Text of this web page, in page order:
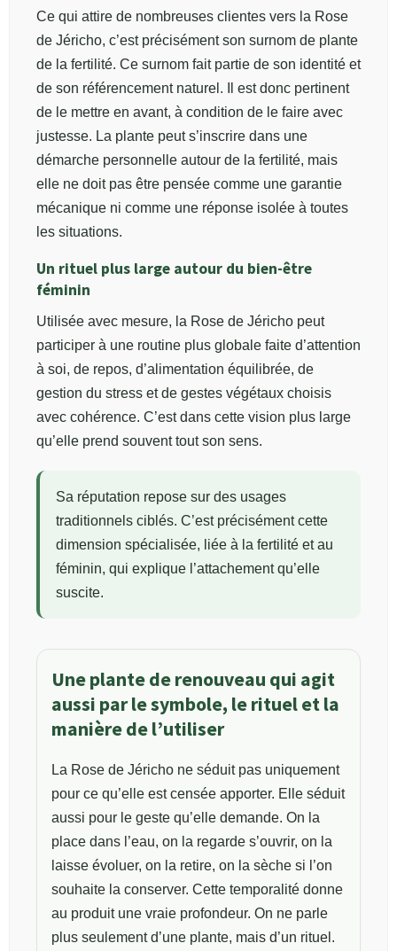
Ce qui attire de nombreuses clientes vers la Rose
de Jéricho, c’est précisément son surnom de plante
de la fertilité. Ce surnom fait partie de son identité et
de son référencement naturel. Il est donc pertinent
de le mettre en avant, à condition de le faire avec
justesse. La plante peut s’inscrire dans une
démarche personnelle autour de la fertilité, mais
elle ne doit pas être pensée comme une garantie
mécanique ni comme une réponse isolée à toutes
les situations.
Un rituel plus large autour du bien-être
féminin
Utilisée avec mesure, la Rose de Jéricho peut
participer à une routine plus globale faite d’attention
à soi, de repos, d’alimentation équilibrée, de
gestion du stress et de gestes végétaux choisis
avec cohérence. C’est dans cette vision plus large
qu’elle prend souvent tout son sens.
Sa réputation repose sur des usages
traditionnels ciblés. C’est précisément cette
dimension spécialisée, liée à la fertilité et au
féminin, qui explique l’attachement qu’elle
suscite.
Une plante de renouveau qui agit
aussi par le symbole, le rituel et la
manière de l’utiliser
La Rose de Jéricho ne séduit pas uniquement
pour ce qu’elle est censée apporter. Elle séduit
aussi pour le geste qu’elle demande. On la
place dans l’eau, on la regarde s’ouvrir, on la
laisse évoluer, on la retire, on la sèche si l’on
souhaite la conserver. Cette temporalité donne
au produit une vraie profondeur. On ne parle
plus seulement d’une plante, mais d’un rituel.